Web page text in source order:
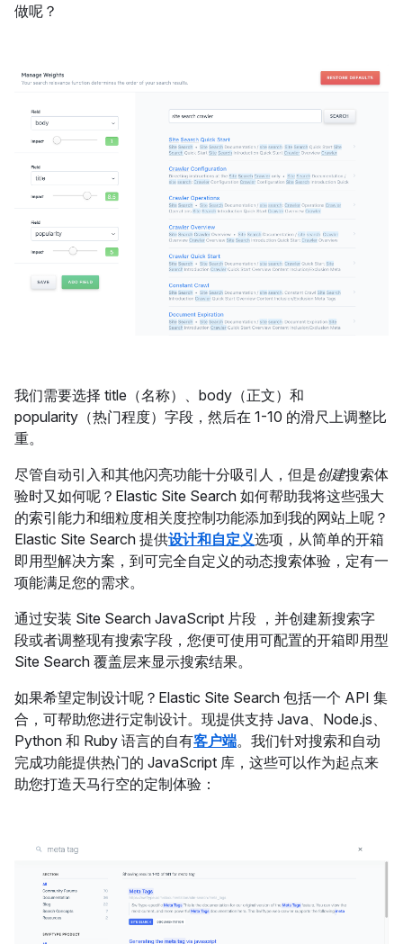
做呢？
我们需要选择 title（名称）、body（正文）和
popularity（热门程度）字段，然后在 1-10 的滑尺上调整比
重。
尽管自动引入和其他闪亮功能十分吸引人，但是创建搜索体
验时又如何呢？Elastic Site Search 如何帮助我将这些强大
的索引能力和细粒度相关度控制功能添加到我的网站上呢？
Elastic Site Search 提供设计和自定义选项，从简单的开箱
即用型解决方案，到可完全自定义的动态搜索体验，定有一
项能满足您的需求。
通过安装 Site Search JavaScript 片段 ，并创建新搜索字
段或者调整现有搜索字段，您便可使用可配置的开箱即用型
Site Search 覆盖层来显示搜索结果。
如果希望定制设计呢？Elastic Site Search 包括一个 API 集
合，可帮助您进行定制设计。现提供支持 Java、Node.js、
Python 和 Ruby 语言的自有客户端。我们针对搜索和自动
完成功能提供热门的 JavaScript 库，这些可以作为起点来
助您打造天马行空的定制体验：